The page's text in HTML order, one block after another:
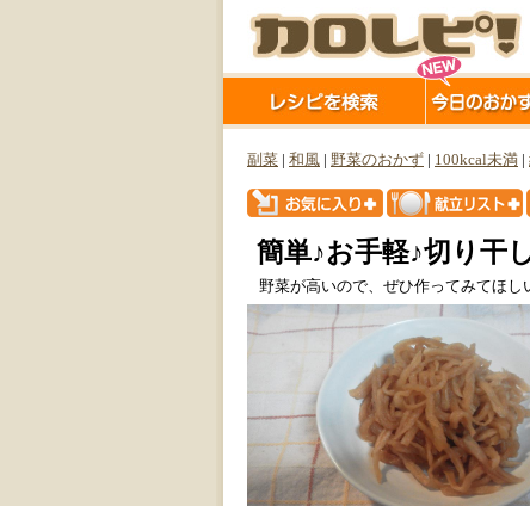
副菜 和風 野菜のおかず 100kcal未満
簡単♪お手軽♪切り干
野菜が高いので、ぜひ作ってみてほ